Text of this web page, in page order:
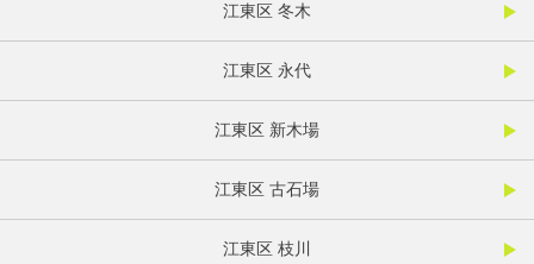
江東区 冬木
江東区 永代
江東区 新木場
江東区 古石場
江東区 枝川